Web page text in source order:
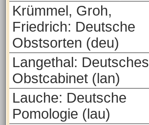
Krümmel, Groh,
Friedrich: Deutsche
Obstsorten (deu)
Langethal: Deutsches
Obstcabinet (lan)
Lauche: Deutsche
Pomologie (lau)